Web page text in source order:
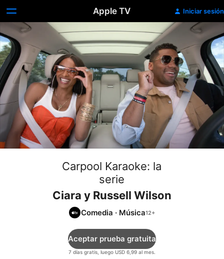
Apple TV Iniciar sesión
Carpool Karaoke: la
serie
Ciara y Russell Wilson
Comedia · Música
7 días gratis, luego USD 6,99 al mes.
Aceptar prueba gratuita